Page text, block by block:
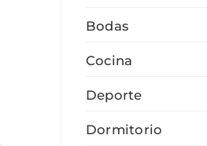
Bodas
Cocina
Deporte
Dormitorio